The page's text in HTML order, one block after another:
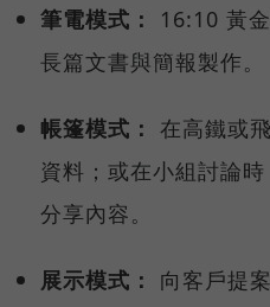
筆電模式：
16:10 黃
長篇文書與簡報製作。
帳篷模式： 在高鐵或
資料；或在小組討論
分享內容。
展示模式：
向客戶提